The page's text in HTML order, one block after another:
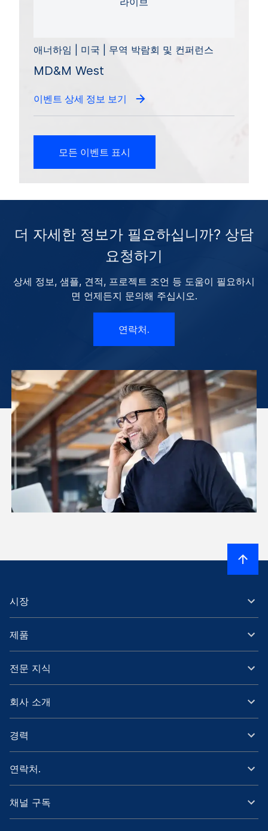
애너하임 | 미국 | 무역 박람회 및 컨퍼런스
MD&M West
이벤트 상세 정보 보기
모든 이벤트 표시
더 자세한 정보가 필요하십니까? 상담
요청하기
상세 정보, 샘플, 견적, 프로젝트 조언 등 도움이 필요하시
면 언제든지 문의해 주십시오.
연락처.
시장
제품
전문 지식
회사 소개
경력
연락처.
채널 구독